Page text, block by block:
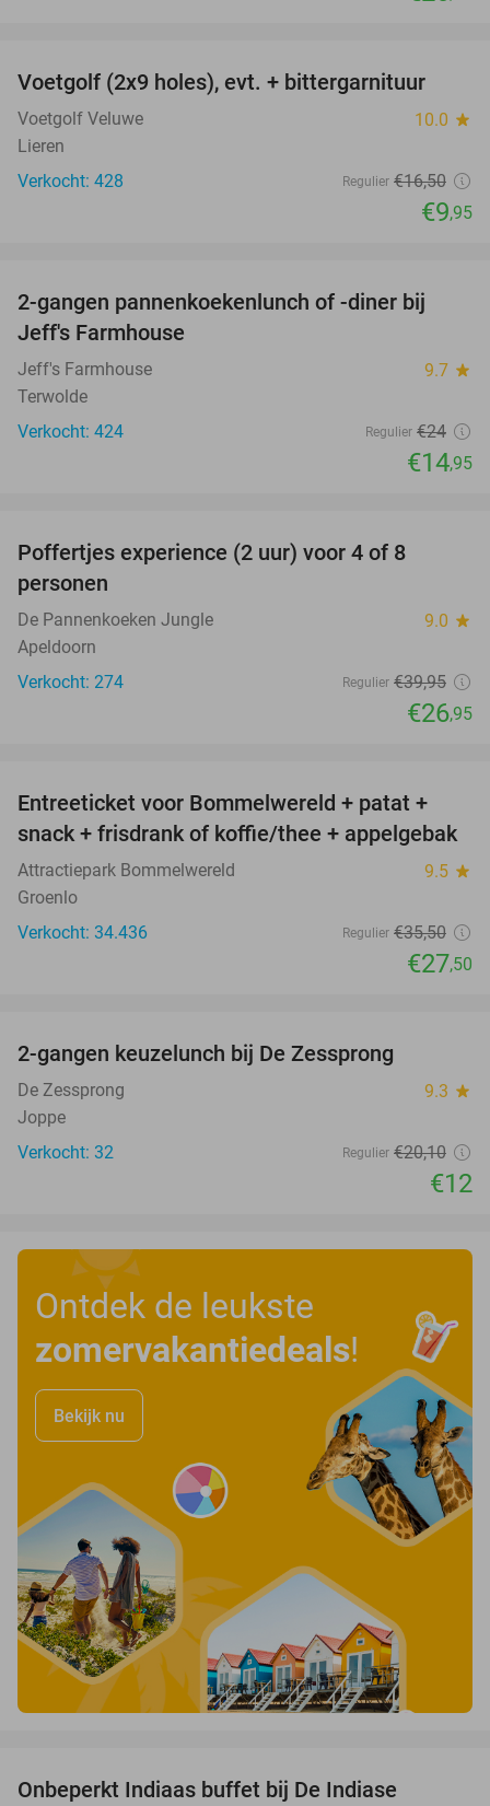
40%
Voetgolf (2x9 holes), evt. + bittergarnituur
Voetgolf Veluwe 10.0 star
Lieren
Verkocht: 428
Regulier €16,50
€9,95
38%
2-gangen pannenkoekenlunch of -diner bij
Jeff's Farmhouse
Jeff's Farmhouse 9.7 star
Terwolde
Verkocht: 424
Regulier €24
€14,95
Poffertjes experience (2 uur) voor 4 of 8
personen
De Pannenkoeken Jungle 9.0 star
Apeldoorn
Verkocht: 274
Regulier €39,95
€26,95
23%
Entreeticket voor Bommelwereld + patat +
snack + frisdrank of koffie/thee + appelgebak
Attractiepark Bommelwereld 9.5 star
Groenlo
Verkocht: 34.436
Regulier €35,50
€27,50
2-gangen keuzelunch bij De Zessprong
De Zessprong 9.3 star
Joppe
Verkocht: 32
Regulier €20,10
€12
Ontdek de leukste
zomervakantiedeals!
Bekijk nu
Onbeperkt Indiaas buffet bij De Indiase